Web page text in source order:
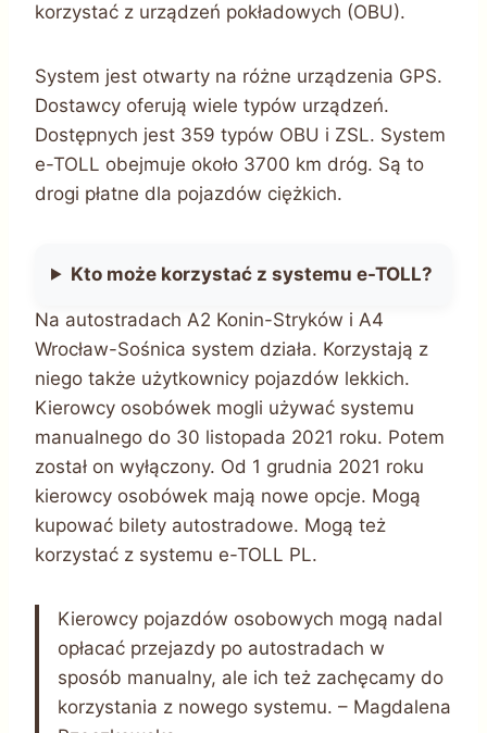
korzystać z urządzeń pokładowych (OBU).
System jest otwarty na różne urządzenia GPS.
Dostawcy oferują wiele typów urządzeń.
Dostępnych jest 359 typów OBU i ZSL. System
e-TOLL obejmuje około 3700 km dróg. Są to
drogi płatne dla pojazdów ciężkich.
Kto może korzystać z systemu e-TOLL?
Na autostradach A2 Konin-Stryków i A4
Wrocław-Sośnica system działa. Korzystają z
niego także użytkownicy pojazdów lekkich.
Kierowcy osobówek mogli używać systemu
manualnego do 30 listopada 2021 roku. Potem
został on wyłączony. Od 1 grudnia 2021 roku
kierowcy osobówek mają nowe opcje. Mogą
kupować bilety autostradowe. Mogą też
korzystać z systemu e-TOLL PL.
Kierowcy pojazdów osobowych mogą nadal
opłacać przejazdy po autostradach w
sposób manualny, ale ich też zachęcamy do
korzystania z nowego systemu. – Magdalena